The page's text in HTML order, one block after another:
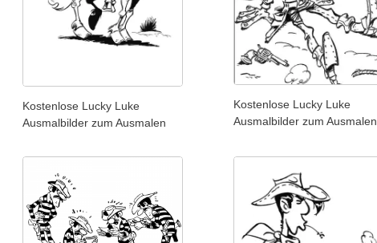
Kostenlose Lucky Luke
Ausmalbilder zum Ausmalen
Kostenlose Lucky Luke
Ausmalbilder zum Ausmalen